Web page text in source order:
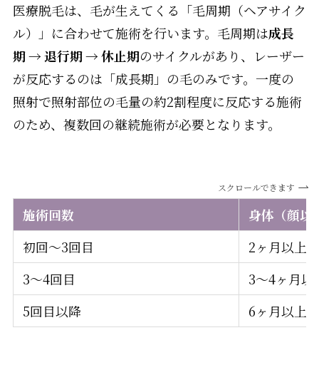
医療脱毛は、毛が生えてくる「毛周期（ヘアサイク
ル）」に合わせて施術を行います。毛周期は成長
期 → 退行期 → 休止期のサイクルがあり、レーザー
が反応するのは「成長期」の毛のみです。一度の
照射で照射部位の毛量の約2割程度に反応する施術
のため、複数回の継続施術が必要となります。
スクロールできます
施術回数
身体（顔以
初回〜3回目
2ヶ月以上
3〜4回目
3〜4ヶ月以
5回目以降
6ヶ月以上